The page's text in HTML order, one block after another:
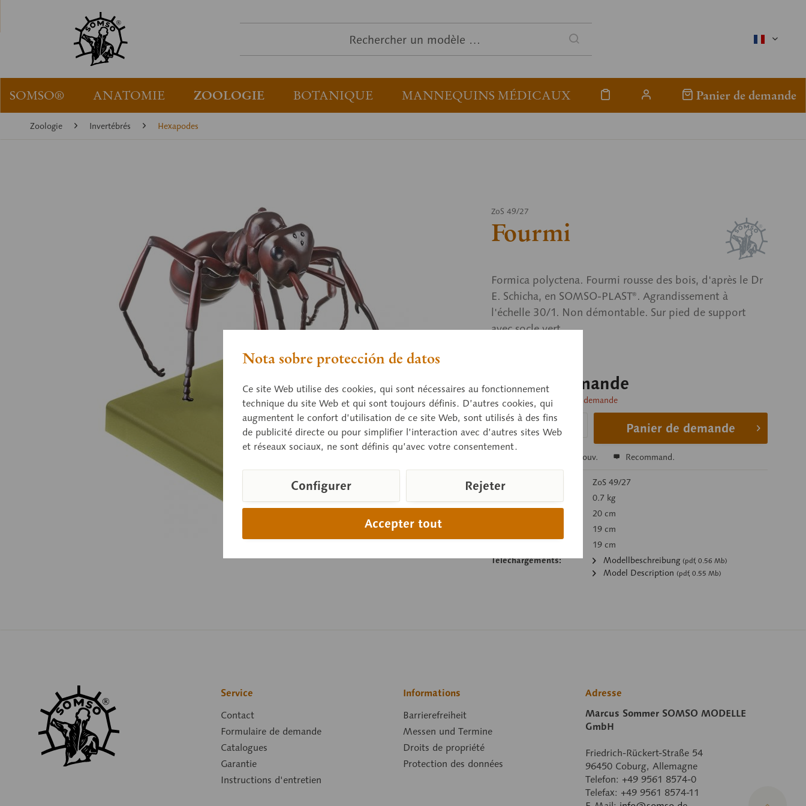
SOMSO® ANATOMIE ZOOLOGIE BOTANIQUE MANNEQUINS MÉDICAUX Panier de demande
Zoologie Invertébrés Hexapodes
ZoS 49/27
Fourmi
Formica polyctena. Fourmi rousse des bois, d'après le Dr
E. Schicha, en SOMSO-PLAST®. Agrandissement à
l'échelle 30/1. Non démontable. Sur pied de support
avec socle vert.
Prix sur demande
Délai de livraison sur demande
Panier de demande
Se souv. Recommand.
Référence d’article:
ZoS 49/27
0.7 kg
20 cm
19 cm
19 cm
Téléchargements:
Modellbeschreibung (pdf, 0.56 Mb)
Model Description (pdf, 0.55 Mb)
Service
Contact
Formulaire de demande
Catalogues
Garantie
Instructions d'entretien
Informations
Barrierefreiheit
Messen und Termine
Droits de propriété
Protection des données
Adresse
Marcus Sommer SOMSO MODELLE
GmbH
Friedrich-Rückert-Straße 54
96450 Coburg, Allemagne
Telefon: +49 9561 8574-0
Telefax: +49 9561 8574-11
Nota sobre protección de datos
Ce site Web utilise des cookies, qui sont nécessaires au fonctionnement
technique du site Web et qui sont toujours définis. D’autres cookies, qui
augmentent le confort d’utilisation de ce site Web, sont utilisés à des fins
de publicité directe ou pour simplifier l’interaction avec d’autres sites Web
et réseaux sociaux, ne sont définis qu’avec votre consentement.
Accepter tout
Configurer Rejeter